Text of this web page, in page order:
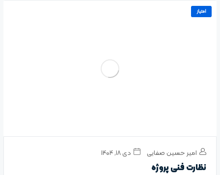
امتیاز
امیر حسین صفایی دی ۱۸, ۱۴۰۴
نظارت فنی پروژه